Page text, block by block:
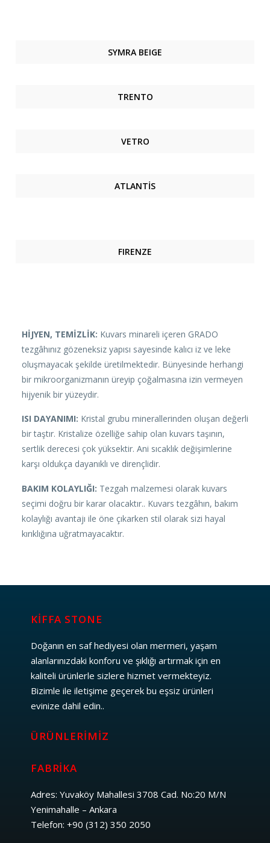
SYMRA BEIGE
TRENTO
VETRO
ATLANTİS
FIRENZE
HİJYEN, TEMİZLİK: Kuvars minareli içeren GRADO
tezgâhınız gözeneksiz yapısı sayesinde kalıcı iz ve leke
oluşmayacak şekilde üretilmektedir. Bünyesinde herhangi
bir mikroorganizmanın üreyip çoğalmasına izin vermeyen
hijyenik bir yüzeydir.
ISI DAYANIMI: Kristal grubu minerallerinden oluşan değerli
bir taştır. Kristalize özelliğe sahip olan kuvars taşının,
sertlik derecesi çok yüksektir. Ani sıcaklık değişimlerine
karşı oldukça dayanıklı ve dirençlidir.
BAKIM KOLAYLIĞI: Tezgah malzemesi olarak kuvars
seçimi doğru bir karar olacaktır.. Kuvars tezgâhın, bakım
kolaylığı avantajı ile öne çıkarken stil olarak sizi hayal
kırıklığına uğratmayacaktır.
KİFFA STONE
Doğanın en saf hediyesi olan mermeri, yaşam
alanlarınızdaki konforu ve şıklığı artırmak için en
kaliteli ürünlerle sizlere hizmet vermekteyiz.
Bizimle ile iletişime geçerek bu eşsiz ürünleri
evinize dahil edin..
ÜRÜNLERIMIZ
FABRIKA
Adres: Yuvaköy Mahallesi 3708 Cad. No:20 M/N
Yenimahalle – Ankara
Telefon: +90 (312) 350 2050